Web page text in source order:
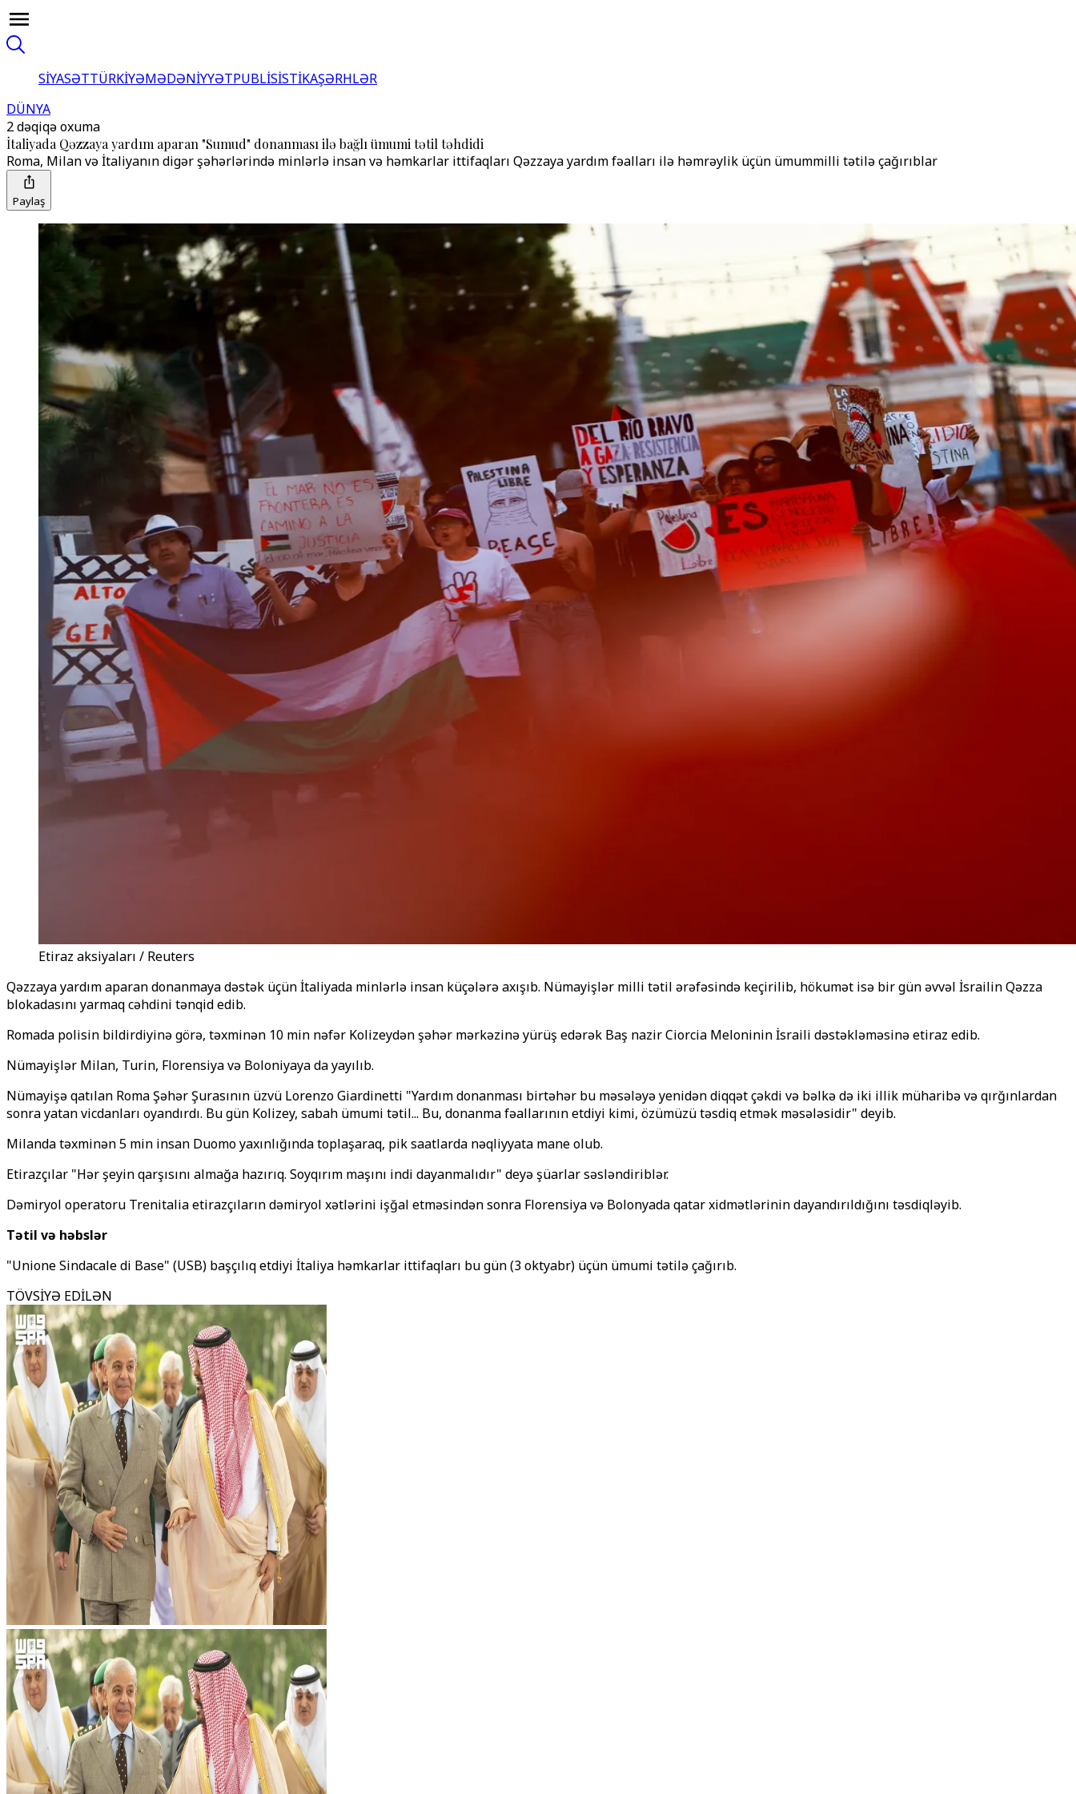
SİYASƏTTÜRKİYƏMƏDƏNİYYƏTPUBLİSİSTİKAŞƏRHLƏR
DÜNYA
2 dəqiqə oxuma
İtaliyada Qəzzaya yardım aparan "Sumud" donanması ilə bağlı ümumi tətil təhdidi
Roma, Milan və İtaliyanın digər şəhərlərində minlərlə insan və həmkarlar ittifaqları Qəzzaya yardım fəalları ilə həmrəylik üçün ümummilli tətilə çağırıblar
Paylaş
Etiraz aksiyaları / Reuters
Qəzzaya yardım aparan donanmaya dəstək üçün İtaliyada minlərlə insan küçələrə axışıb. Nümayişlər milli tətil ərəfəsində keçirilib, hökumət isə bir gün əvvəl İsrailin Qəzza
blokadasını yarmaq cəhdini tənqid edib.
Romada polisin bildirdiyinə görə, təxminən 10 min nəfər Kolizeydən şəhər mərkəzinə yürüş edərək Baş nazir Ciorcia Meloninin İsraili dəstəkləməsinə etiraz edib.
Nümayişlər Milan, Turin, Florensiya və Boloniyaya da yayılıb.
Nümayişə qatılan Roma Şəhər Şurasının üzvü Lorenzo Giardinetti "Yardım donanması birtəhər bu məsələyə yenidən diqqət çəkdi və bəlkə də iki illik müharibə və qırğınlardan
sonra yatan vicdanları oyandırdı. Bu gün Kolizey, sabah ümumi tətil... Bu, donanma fəallarının etdiyi kimi, özümüzü təsdiq etmək məsələsidir" deyib.
Milanda təxminən 5 min insan Duomo yaxınlığında toplaşaraq, pik saatlarda nəqliyyata mane olub.
Etirazçılar "Hər şeyin qarşısını almağa hazırıq. Soyqırım maşını indi dayanmalıdır" deyə şüarlar səsləndiriblər.
Dəmiryol operatoru Trenitalia etirazçıların dəmiryol xətlərini işğal etməsindən sonra Florensiya və Bolonyada qatar xidmətlərinin dayandırıldığını təsdiqləyib.
Tətil və həbslər
"Unione Sindacale di Base" (USB) başçılıq etdiyi İtaliya həmkarlar ittifaqları bu gün (3 oktyabr) üçün ümumi tətilə çağırıb.
TÖVSİYƏ EDİLƏN